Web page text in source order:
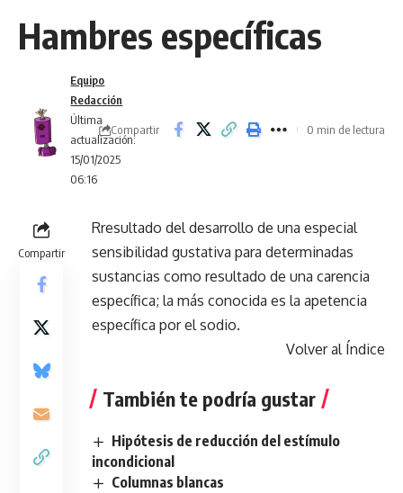
Hambres específicas
Última
actualización:
15/01/2025
06:16
Equipo
Redacción
Compartir 0 min de lectura
Compartir
Rresultado del desarrollo de una especial
sensibilidad gustativa para determinadas
sustancias como resultado de una carencia
específica; la más conocida es la apetencia
específica por el sodio.
Volver al Índice
También te podría gustar
Hipótesis de reducción del estímulo
incondicional
Columnas blancas